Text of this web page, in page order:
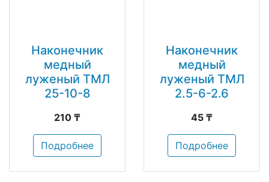
Наконечник
медный
луженый ТМЛ
25-10-8
210 ₸
Подробнее
Наконечник
медный
луженый ТМЛ
2.5-6-2.6
45 ₸
Подробнее